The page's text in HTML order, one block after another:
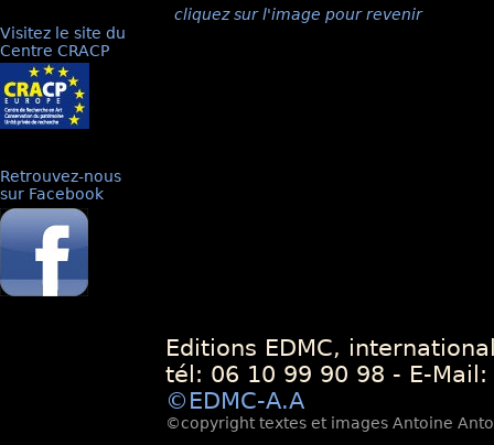
Visitez le site du
Centre CRACP
Retrouvez-nous
sur Facebook
cliquez sur l'image pour revenir
Editions EDMC,
tél: 06 10 99 90 98 - E-Mail:
©EDMC-A.A
©copyright textes et images Antoine